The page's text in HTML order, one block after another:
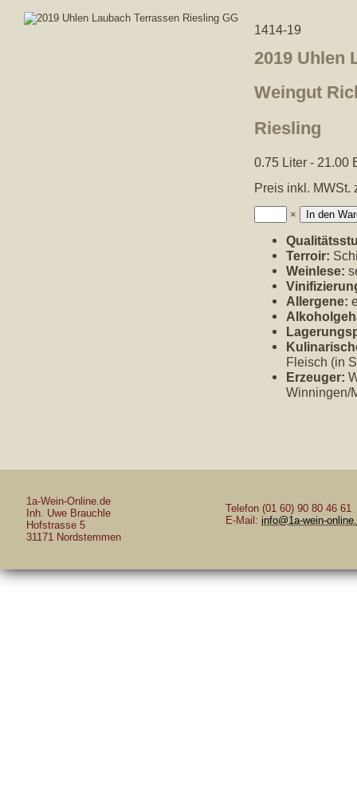
1414-19
2019 Uhlen
Weingut
Riesling
0.75 Liter - 21.00
Preis inkl. MWSt.
Anzahl: ×
Terroir:
Weinlese:
Allergene:
Fleisch (in
Erzeuger:
Winningen/
1a-Wein-Online.de
Inh. Uwe Brauchle
Hofstrasse 5
31171 Nordstemmen
Telefon (01 60) 90 80 46 61
E-Mail: info@1a-wein-